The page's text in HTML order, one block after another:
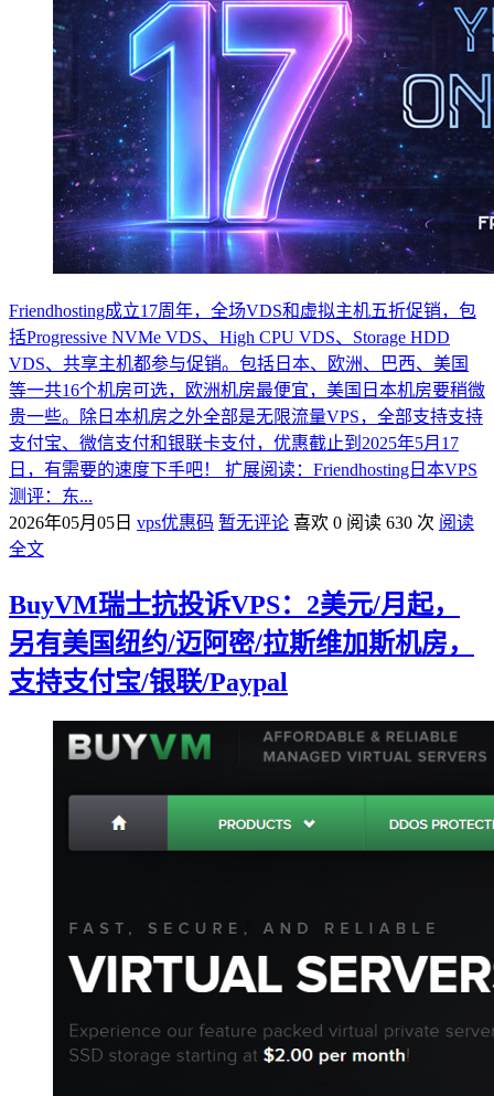
Friendhosting成立17周年，全场VDS和虚拟主机五折促销，包
括Progressive NVMe VDS、High CPU VDS、Storage HDD
VDS、共享主机都参与促销。包括日本、欧洲、巴西、美国
等一共16个机房可选，欧洲机房最便宜，美国日本机房要稍微
贵一些。除日本机房之外全部是无限流量VPS，全部支持支持
支付宝、微信支付和银联卡支付，优惠截止到2025年5月17
日，有需要的速度下手吧！ 扩展阅读：Friendhosting日本VPS
测评：东...
2026年05月05日 vps优惠码 暂无评论 喜欢 0 阅读 630 次 阅读
全文
BuyVM瑞士抗投诉VPS：2美元/月起，
另有美国纽约/迈阿密/拉斯维加斯机房，
支持支付宝/银联/Paypal